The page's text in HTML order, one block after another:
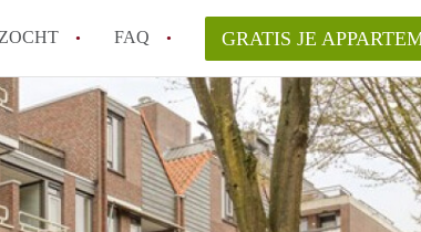
FAQ
AppartementApeldoorn!
om te reageren op een Appartement in Apeldoorn?
GRATIS JE